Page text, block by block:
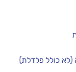
כולל פלדלת)